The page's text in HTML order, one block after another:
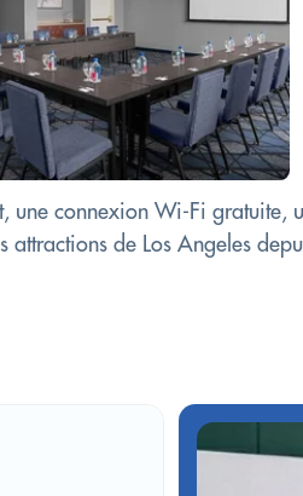
connexion Wi-Fi gratuite,
de Los Angeles